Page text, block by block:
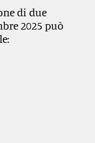
di due
2025 può